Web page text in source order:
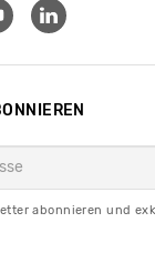
abonnieren und